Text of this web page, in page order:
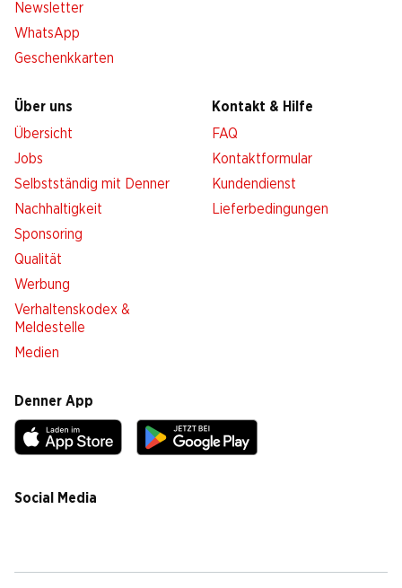
Newsletter
WhatsApp
Geschenkkarten
Über uns
Übersicht
Jobs
Selbstständig mit Denner
Nachhaltigkeit
Sponsoring
Qualität
Werbung
Verhaltenskodex &
Meldestelle
Medien
Kontakt & Hilfe
FAQ
Kontaktformular
Kundendienst
Lieferbedingungen
Denner App
Social Media